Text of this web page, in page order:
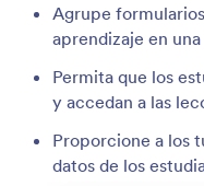
Agrupe
aprendizaje en
Permita que los
y accedan a las
Proporcione a los
datos de los